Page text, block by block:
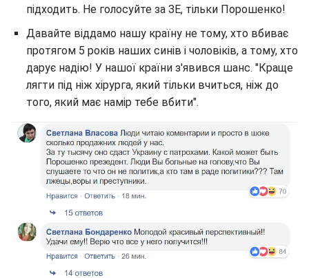
підходить. Не голосуйте за ЗЕ, тільки Порошенко!
Давайте віддамо нашу країну не тому, хто вбиває
протягом 5 років наших синів і чоловіків, а тому, хто
дарує надію! У нашої країни з'явився шанс. "Краще
лягти під ніж хірурга, який тільки вчиться, ніж до
того, який має намір тебе вбити".